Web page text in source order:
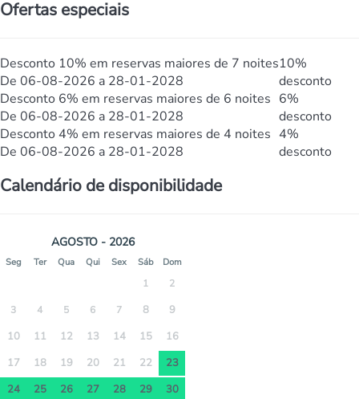
Ofertas especiais
Desconto 10% em reservas maiores de 7 noites
De 06-08-2026 a 28-01-2028
10%
desconto
Desconto 6% em reservas maiores de 6 noites
De 06-08-2026 a 28-01-2028
6%
desconto
Desconto 4% em reservas maiores de 4 noites
De 06-08-2026 a 28-01-2028
4%
desconto
Calendário de disponibilidade
AGOSTO - 2026
Seg Ter Qua Qui Sex Sáb Dom
1 2
3 4 5 6 7 8
9
10
11 12 13 14 15
16
17
18 19 20 21 22
23
24
25 26 27 28 29 30